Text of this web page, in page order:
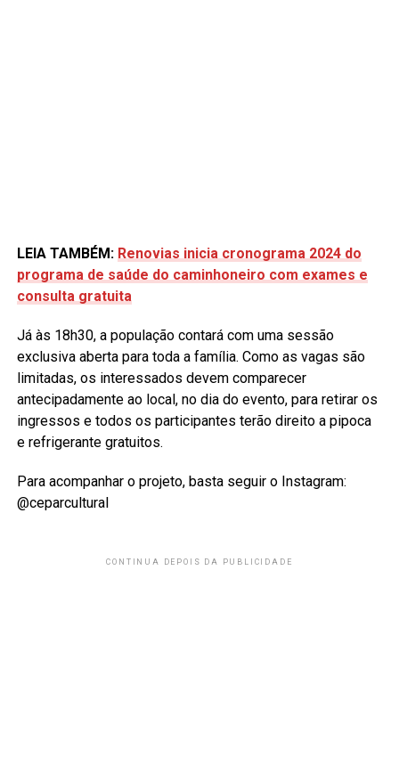
LEIA TAMBÉM: Renovias inicia cronograma 2024 do
programa de saúde do caminhoneiro com exames e
consulta gratuita
Já às 18h30, a população contará com uma sessão
exclusiva aberta para toda a família. Como as vagas são
limitadas, os interessados devem comparecer
antecipadamente ao local, no dia do evento, para retirar os
ingressos e todos os participantes terão direito a pipoca
e refrigerante gratuitos.
Para acompanhar o projeto, basta seguir o Instagram:
@ceparcultural
CONTINUA DEPOIS DA PUBLICIDADE